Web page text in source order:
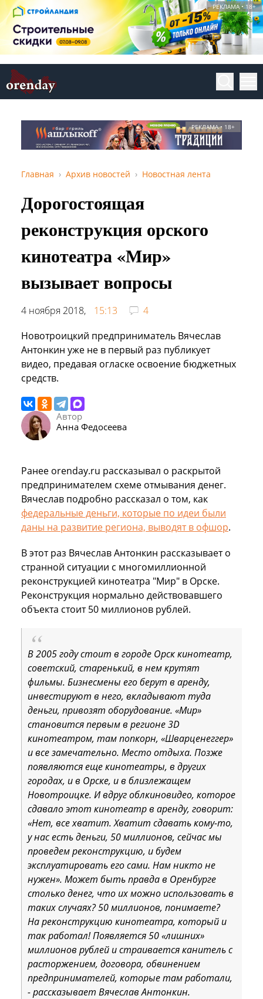
РЕКЛАМА • 18+
РЕКЛАМА • 18+
Главная Архив новостей Новостная лента
Дорогостоящая
реконструкция орского
кинотеатра «Мир»
вызывает вопросы
4 ноября 2018, 15:13
4
Новотроицкий предприниматель Вячеслав
Антонкин уже не в первый раз публикует
видео, предавая огласке освоение бюджетных
средств.
Автор
Анна Федосеева
Ранее orenday.ru рассказывал о раскрытой
предпринимателем схеме отмывания денег.
Вячеслав подробно рассказал о том, как
федеральные деньги, которые по идеи были
даны на развитие региона, выводят в офшор.
В этот раз Вячеслав Антонкин рассказывает о
странной ситуации с многомиллионной
реконструкцией кинотеатра "Мир" в Орске.
Реконструкция нормально действовавшего
объекта стоит 50 миллионов рублей.
В 2005 году стоит в городе Орск кинотеатр,
советский, старенький, в нем крутят
фильмы. Бизнесмены его берут в аренду,
инвестируют в него, вкладывают туда
деньги, привозят оборудование. «Мир»
становится первым в регионе 3D
кинотеатром, там попкорн, «Шварценеггер»
и все замечательно. Место отдыха. Позже
появляются еще кинотеатры, в других
городах, и в Орске, и в близлежащем
Новотроицке. И вдруг облкиновидео, которое
сдавало этот кинотеатр в аренду, говорит:
«Нет, все хватит. Хватит сдавать кому-то,
у нас есть деньги, 50 миллионов, сейчас мы
проведем реконструкцию, и будем
эксплуатировать его сами. Нам никто не
нужен». Может быть правда в Оренбурге
столько денег, что их можно использовать в
таких случаях? 50 миллионов, понимаете?
На реконструкцию кинотеатра, который и
так работал! Появляется 50 «лишних»
миллионов рублей и страивается канитель с
расторжением, договора, обвинением
предпринимателей, которые там работали,
- рассказывает Вячеслав Антонкин.